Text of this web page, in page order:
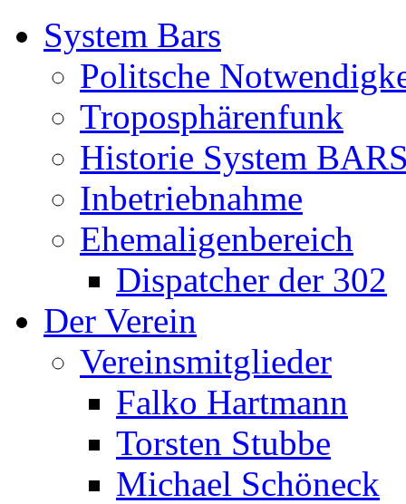
System Bars
Politsche
Troposphärenfunk
Historie System
Inbetriebnahme
Ehemaligenbereich
Dispatcher der 302
Der Verein
Vereinsmitglieder
Falko Hartmann
Torsten Stubbe
Michael Schöneck